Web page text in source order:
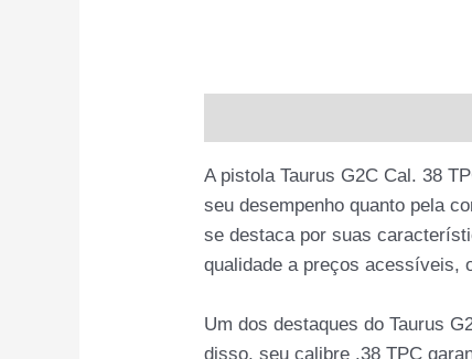
A pistola Taurus G2C Cal. 38
seu desempenho quanto pela
se destaca por suas
qualidade a preços acessíveis,
Um dos destaques do Taurus
disso, seu calibre .38 TPC